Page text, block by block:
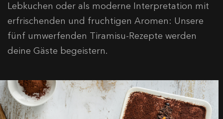
Lebkuchen oder als moderne Interpretation mit
erfrischenden und fruchtigen Aromen: Unsere
fünf umwerfenden Tiramisu-Rezepte werden
deine Gäste begeistern.